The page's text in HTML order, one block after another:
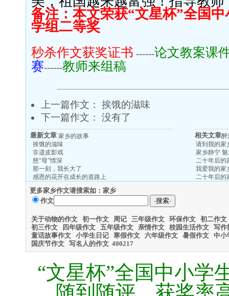
备注：本文荣获“文星杯”全国中
学组二等奖
秒杀作文获奖证书 ------论文教案课
赛------教师来组稿
上一篇作文： 挨饿的滋味
下一篇作文： 没有了
最新文章 家乡的故事
挨饿的滋味
非遗皮影戏
慈“母”情深
那一刻，我长大了
感恩的花开在成长的道路上
相关文章醉
请到我的家
家乡静宁
二十年后的
我爱我的家
二十年后的
更多家乡作文请搜索如：家乡
作文
关于动物的作文 初一作文 周记 三年级作文 环保作文 初二作文
初三作文
四年级作文 五年级作文 亲情作文 校园生活作文 写作
童话故事作文 小学生日记 寒假作文 六年级作文 暑假作文 中小
国庆节作文 写名人的作文 400217
“文星杯”全国中小学